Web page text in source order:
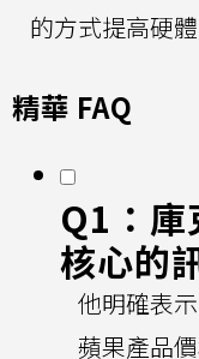
的方式提高硬
精華 FAQ
Q1：庫
核心的
他明確表
蘋果產品